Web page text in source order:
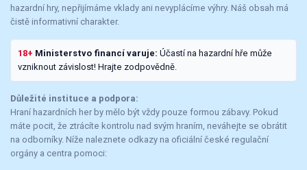
hazardní hry, nepřijímáme vklady ani nevyplácíme výhry. Náš obsah má
čistě informativní charakter.
18+ Ministerstvo financí varuje: Účastí na hazardní hře může
vzniknout závislost! Hrajte zodpovědně.
Důležité instituce a podpora:
Hraní hazardních her by mělo být vždy pouze formou zábavy. Pokud
máte pocit, že ztrácíte kontrolu nad svým hraním, neváhejte se obrátit
na odborníky. Níže naleznete odkazy na oficiální české regulační
orgány a centra pomoci: